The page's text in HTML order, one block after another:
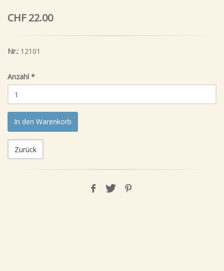
CHF 22.00
Nr.: 12101
Anzahl *
In den Warenkorb
Zurück